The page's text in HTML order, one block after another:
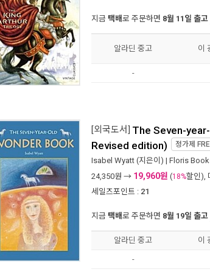
지금 택배로 주문하면 8월 11일 출고
알라딘 중고 이
-
[외국도서] The Seven-
Revised edition) 정가제
Isabel Wyatt (지은이) | Floris
24,350원 → 19,960원 (18%할인),
세일즈포인트 : 21
지금 택배로 주문하면 8월 19일 출고
알라딘 중고 이
-